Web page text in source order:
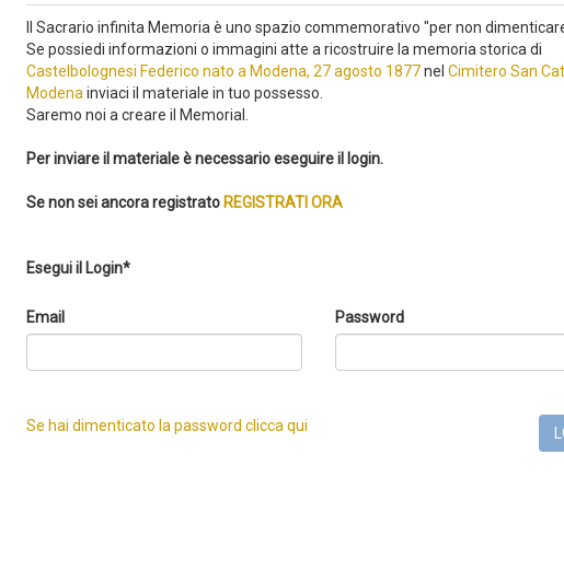
Il Sacrario infinita Memoria è uno spazio commemorativo "per non
Se possiedi informazioni o immagini atte a ricostruire la memoria storica di
Castelbolognesi Federico nato a Modena, 27 agosto 1877nel Cimitero San
Modena inviaci il materiale in tuo possesso.
Saremo noi a creare il Memorial.
Per inviare il materiale è necessario eseguire il login.
Se non sei ancora registrato REGISTRATI ORA
Esegui il Login*
Email Password
Se hai dimenticato la password clicca qui